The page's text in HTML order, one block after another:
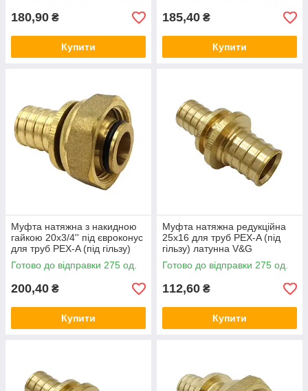
180,90 ₴
Купити
185,40 ₴
Купити
Муфта натяжна з накидною
гайкою 20x3/4'' під євроконус
для труб PEX-A (під гільзу)
латунна V&G (VALOGIN)
Готово до відправки 275 од.
200,40 ₴
Купити
Муфта натяжна редукційна
25x16 для труб PEX-A (під
гільзу) латунна V&G
(VALOGIN)
Готово до відправки 275 од.
112,60 ₴
Купити